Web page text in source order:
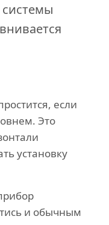
если
Это
установку
и обычным